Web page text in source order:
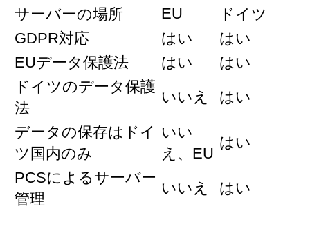
サーバーの場所
EU
ドイツ
GDPR対応
はい
はい
EUデータ保護法
はい
はい
ドイツのデータ保護
法
いいえ はい
データの保存はドイ
ツ国内のみ
いい
え、EU
はい
PCSによるサーバー
管理
いいえ はい